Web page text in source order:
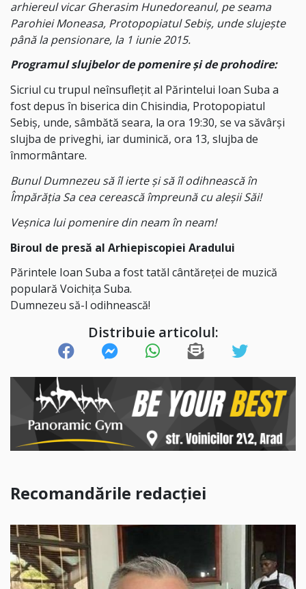
arhiereul vicar Gherasim Hunedoreanul, pe seama
Parohiei Moneasa, Protopopiatul Sebiș, unde slujește
până la pensionare, la 1 iunie 2015.
Programul slujbelor de pomenire și de prohodire:
Sicriul cu trupul neînsuflețit al Părintelui Ioan Suba a
fost depus în biserica din Chisindia, Protopopiatul
Sebiș, unde, sâmbătă seara, la ora 19:30, se va săvârși
slujba de priveghi, iar duminică, ora 13, slujba de
înmormântare.
Bunul Dumnezeu să îl ierte şi să îl odihnească în
Împărăţia Sa cea cerească împreună cu aleşii Săi!
Veşnica lui pomenire din neam în neam!
Biroul de presă al Arhiepiscopiei Aradului
Părintele Ioan Suba a fost tatăl cântăreței de muzică
populară Voichița Suba.
Dumnezeu să-l odihnească!
Distribuie articolul:
Recomandările redacției